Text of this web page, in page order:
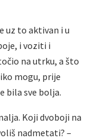
uz to aktivan i u
i voziti i
na utrku, a što
mogu, prije
bila sve bolja.
Koji dvoboji na
nadmetati? –